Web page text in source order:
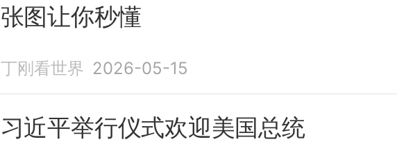
张图让你秒懂
丁刚看世界 2026-05-15
习近平举行仪式欢迎美国总统